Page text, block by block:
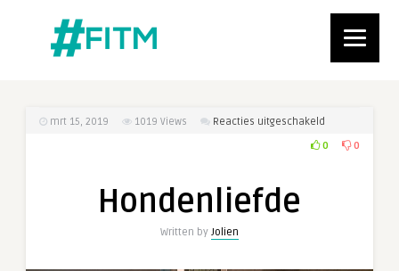
mrt 15, 2019 1019 Views Reacties uitgeschakeld
Hondenliefde
0 0
Hondenliefde
Written by Jolien